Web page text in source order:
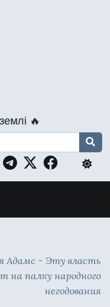
🔥
Адамс - Эту власть
на палку народного
негодования